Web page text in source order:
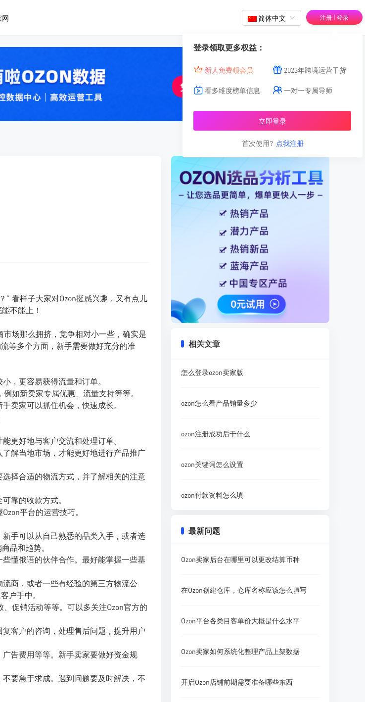
网 简体中文 注册 | 登录
登录领取更多权益：
新人免费领会员 2023年跨境运营干货
看多维度榜单信息 一对一专属导师
立即登录
首次使用? 点我注册
” 看样子大家对Ozon挺感兴趣，又有点儿
不能上！
场那么拥挤，竞争相对小一些，确实是
等多个方面，新手需要做好充分的准
，更容易获得流量和订单。
如新卖家专属优惠、流量支持等等。
卖家可以抓住机会，快速成长。
更好地与客户交流和处理订单。
解当地市场，才能更好地进行产品推广
择合适的物流方式，并了解相关的注意
靠的收款方式。
平台的运营技巧。
手可以从自己熟悉的品类入手，或者选
品和趋势。
懂俄语的伙伴合作。最好能掌握一些基
商，或者一些有经验的第三方物流公
户手中。
促销活动等等。可以多关注Ozon官方的
客户的咨询，处理售后问题，提升用户
告费用等等。新手卖家要做好资金规
要急于求成。遇到问题要及时解决，不
相关文章
怎么登录ozon卖家版
ozon怎么看产品销量多少
ozon注册成功后干什么
ozon关键词怎么设置
ozon付款资料怎么填
最新问题
Ozon卖家后台在哪里可以更改结算币种
在Ozon创建仓库，仓库名称应该怎么填写
Ozon平台各类目客单价大概是什么水平
Ozon卖家如何系统化整理产品上架数据
开启Ozon店铺前期需要准备哪些东西